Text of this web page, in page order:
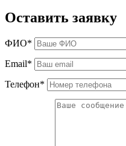
Оставить заявку
ФИО*
Email*
Телефон*